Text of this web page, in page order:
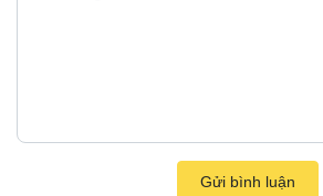
Gửi bình luận